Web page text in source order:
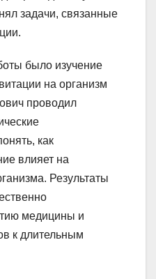
задачи, связанные
было изучение
на организм
проводил
как
влияет на
Результаты
медицины и
к длительным